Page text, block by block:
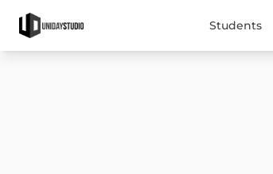
Students